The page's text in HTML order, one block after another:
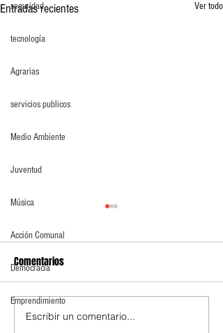
seguridad
tecnología
Agrarias
servicios publicos
Medio Ambiente
Juventud
Música
Acción Comunal
Democracia
Emprendimiento
Entradas recientes Ver todo
SE graduaron técnicos para
Comentarios
Escribir un comentario...